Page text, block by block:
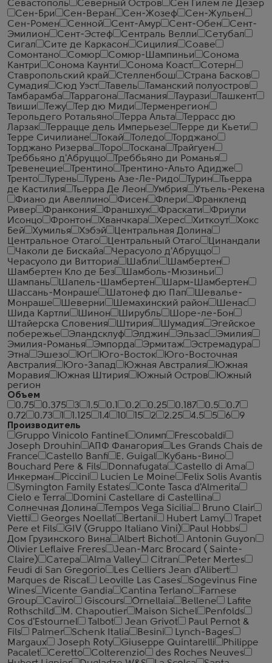
Севастополь
Северный Остров
Сен Гилем ле Дезер
Сен-Бри
Сен-Веран Сен-Жозеф
Сен-Жульен
Сен-Ромен
Сенной Сент-Амур Сент-Обен
Сент-
Эмилион
Сент-Эстеф Сентраль Велли
Сетубал
Сигал
Сите де Каркасон Сицилия
Соаве
Сомонтано
Сомюр Сомюр-Шампиньи
Сонома
Кантри
Сонома Каунти Сонома Коаст
Сотерн
Ставропольский край
Стелленбош
Страна Басков
Сумадия
Сюд Уэст Тавель
Таманский полуостров
Тамбарамба
Таррагона Тасмания Таурази
Ташкент
Твиши
Тежу Тер дю Миди
Терменрегион
Терольдего Ротальяно
Терра Альта
Террасс дю
Ларзак
Террацце дель Имперьезе
Терре ди Кьети
Терре Сичилиане
Токай Толедо
Торджано
Торджано Ризерва
Торо Тоскана
Трайгуен
Треббьяно д'Абруццо
Треббьяно ди Романья
Тревенецие
Трентино
Трентино-Альто Адидже
Тренто
Турень Турень Азе-Ле-Ридо Турин
Тьерра
де Кастилия
Тьерра Де Леон Умбрия
Утьель-Рекена
Фиано ди Авеллино
Фисен Флери
Франкленд
Ривер
Франкония Франшхук Фраскати
Фриули
Исонцо
Фронтон Хванчкара Херес Хиткоут
Хокс
Бей
Хумилья Хэбэй
Центральная Долина
Центральное Отаго
Центральный Отаго
Цинандали
Чаколи де Бискайа
Черасуоло д'Абруццо
Черасуоло ди Витториа
Шабли
Шамбертен
Шамбертен Кло де Без
Шамболь-Мюзиньи
Шампань
Шапель-Шамбертен
Шарм-Шамбертен
Шассань-Монраше
Шатонеф дю Пап
Шевалье-
Монраше
Шеверни Шемахинский район
Шенас
Шида Картли
Шинон Ширубль
Шоре-ле-Бон
Штайерска Словения
Штирия Шумадия
Эгейское
побережье
Эландсклуф Элджин Эльзас
Эмилия
Эмилия-Романья
Эмпорда Эрмитаж
Эстремадура
Этна
Эшезо Юг Юго-Восток
Юго-Восточная
Австралия
Юго-Запад Южная Австралия
Южная
Моравия
Южная Штирия Южный Остров
Южный
регион
Объем
0.75
0.375 3 1.5 0.1 0.2 0.25 0.187 0.5
0.7
0.72
0.73 1.125 1.4 10 15 2 2.25 4.5 5 6
9
Производитель
Gruppo Vinicolo Fantinel
Олимп
Frescobaldi
Joseph Drouhin
АПФ Фанагория
Les Grands Chais de
France
Castello Banfi E. Guigal
Кубань-Вино
Bouchard Pere & Fils
Donnafugata
Castello di Ama
Инкерман
Piccini Lucien Le Moine
Felix Solis Avantis
Symington Family Estates
Conte Tasca d'Almerita
Cielo e Terra
Domini Castellare di Castellina
Солнечная Долина
Tempos Vega Sicilia
Bruno Clair
Vietti
Georges Noellat Bertani Hubert Lamy
Trapet
Pere et Fils
GIV (Gruppo Italiano Vini)
Paul Hobbs
Дом Грузинского Вина
Albert Bichot
Antonin Guyon
Olivier Leflaive Freres
Jean-Marc Brocard ( Sainte-
Claire)
Сатера Alma Valley Citran
Peter Mertes
Feudi di San Gregorio
Les Celliers Jean d'Alibert
Marques de Riscal
Leoville Las Cases
Sogevinus Fine
Wines
Vicente Gandia Cantina Terlano
Farnese
Group
Caviro Giscours Ornellaia Bellene
Lafite
Rothschild
M. Chapoutier Maison Sichel
Penfolds
Cos d'Estournel
Talbot Jean Grivot
Paul Pernot &
Fils
Palmer Schenk Italia Besini
Lynch-Bages
Margaux
Joseph Roty Giuseppe Quintarelli
Philippe
Pacalet
Ceretto Colterenzio
des Roches Neuves